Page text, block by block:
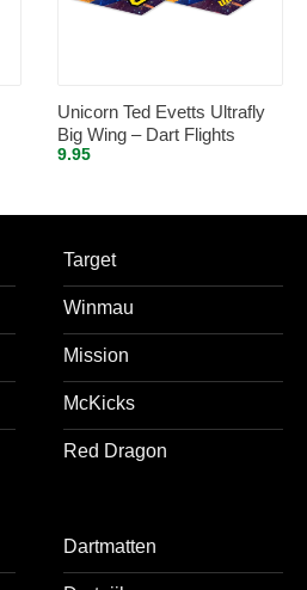
Unicorn Ted Evetts Ultrafly
Big Wing – Dart Flights
9.95
Target
Winmau
Mission
McKicks
Red Dragon
Dartmatten